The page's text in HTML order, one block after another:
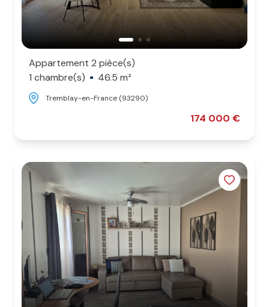
Appartement 2 pièce(s)
1 chambre(s)
46.5 m²
Tremblay-en-France (93290)
174 000 €